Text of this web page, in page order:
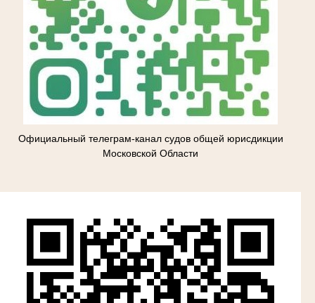
Официальный телеграм-канал судов общей юрисдикции
Московской Области